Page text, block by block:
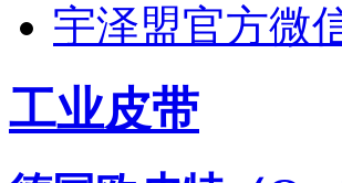
宇泽盟官方微
工业皮带